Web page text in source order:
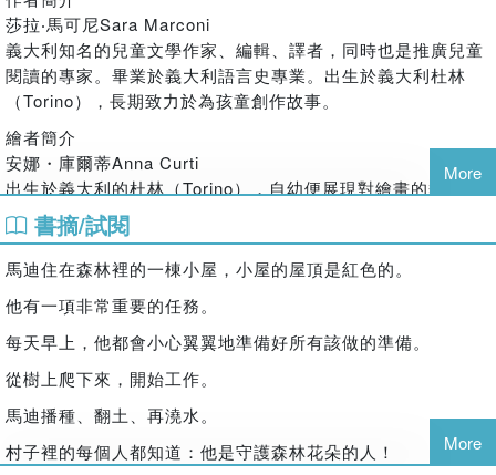
最終馬迪來到了訪客們住的大海……大海！馬迪從來沒見過大海！
馬迪盡情的在海裡游泳，看著海水在陽光照耀下幻化出各種不同的
顏色，就像他種的那些色彩繽紛的花朵一樣美麗。但是，大海和花
朵又是不一樣的東西，馬迪一直以為他的世界只要有花便足夠了，
來到這裡，他這才明白：原來世界如此遼闊！美麗，可以有不同的
型態。
特別值得一提的是，本書畫風充滿奇幻色彩，主角馬迪被塑造成看
沒有翅膀的小鳥，便只想守著花園養花，直到陌生訪客帶來了貝
殼，開啟了他的想像與視野，走出去，看見大海也象徵著馬迪看到
了另一個更寬廣的世界。
☆色彩豐富優美的畫風，讓每一個頁面幾乎都可以當作明信片，
讀者肯定一眼就被吸引。
莎拉‧馬可尼Sara Marconi
義大利知名的兒童文學作家、編輯、譯者，同時也是推廣兒童
閱讀的專家。畢業於義大利語言史專業。出生於義大利杜林
（Torino），長期致力於為孩童創作故事。
繪者簡介
安娜・庫爾蒂Anna Curti
出生於義大利的杜林（Torino），自幼便展現對繪畫的熱愛。
畢業於杜林著名的亞伯蒂娜美術學院 (Accademia Albertina
di Belle Arti)。隨後在杜林工大學獲得建築學位。儘管擁有建
築背景，但她因參加了一門廣告設計課程，重新發現了自己對
資深的專業插畫家，合作對象遍及義大利與國際知名出版社。
譯者簡介
賴潔林
現就讀於美國羅格斯大學(Rutgers University, New
Brunswick Campus)大眾傳播學系。 熱愛寫作及影音創作。
人就像一本書一樣，而故事的走向取決於每一個決定。期許自
More
書摘/試閱
馬迪住在森林裡的一棟小屋，小屋的屋頂是紅色的。
他有一項非常重要的任務。
每天早上，他都會小心翼翼地準備好所有該做的準備。
從樹上爬下來，開始工作。
馬迪播種、翻土、再澆水。
村子裡的每個人都知道：他是守護森林花朵的人！
More